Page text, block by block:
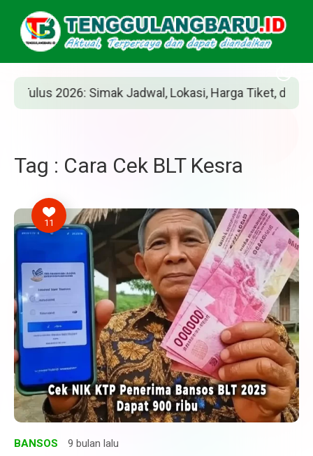
2026: Simak Jadwal, Lokasi, Harga Tiket, dan Cara
Tag : Cara Cek BLT Kesra
11
BANSOS 9 bulan lalu